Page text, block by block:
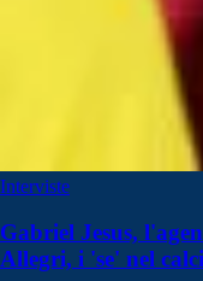
Interviste
Gabriel Jesus,
Allegri, i 'se' nel